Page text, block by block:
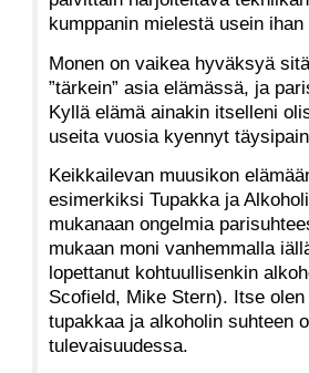
kumppanin mielestä usein ihan
Monen on vaikea hyväksyä
”tärkein” asia elämässä, ja
Kyllä elämä ainakin itselleni
useita vuosia kyennyt
Keikkailevan muusikon
esimerkiksi Tupakka ja
mukanaan ongelmia
mukaan moni vanhemmalla
lopettanut kohtuullisenkin
Scofield, Mike Stern). Itse
tupakkaa ja alkoholin suhteen
tulevaisuudessa.